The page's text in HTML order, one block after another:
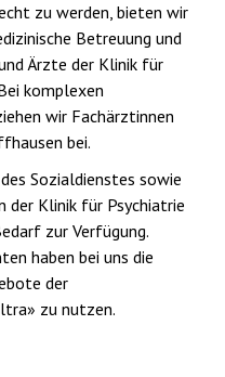
zu werden, bieten wir
Betreuung und
Ärzte der Klinik für
komplexen
wir Fachärztinnen
bei.
Sozialdienstes sowie
der Klinik für Psychiatrie
zur Verfügung.
haben bei uns die
der
zu nutzen.